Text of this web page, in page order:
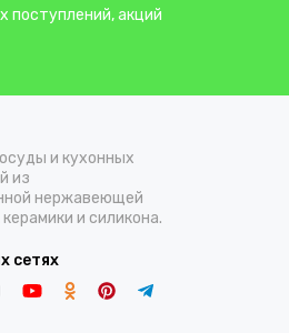
поступлений, акций
и кухонных
из
нержавеющей
и силикона.
сетях